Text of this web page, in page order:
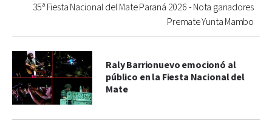
35ª Fiesta Nacional del Mate Paraná 2026 - Nota ganadores
Premate Yunta Mambo
Raly Barrionuevo emocionó al
público en la Fiesta Nacional del
Mate